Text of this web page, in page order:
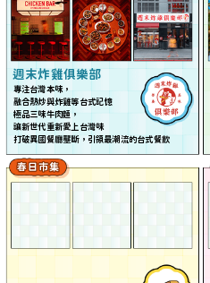
週末炸雞俱樂部
專注台灣本味，
融合熱炒與炸雞等台式記憶
極品三味牛肉麵，
讓新世代重新愛上台灣味
打破異國餐廳壟斷，引領最潮流的台式餐飲